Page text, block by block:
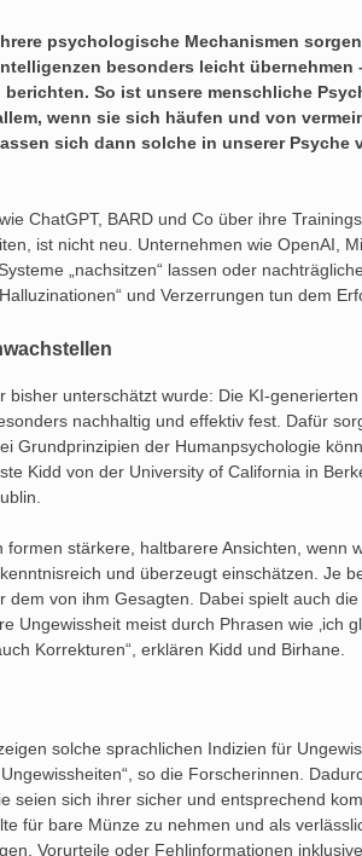
psychologische Mechanismen
besonders leicht
berichten. So ist unsere menschliche
wenn sie sich häufen und von
sich dann solche in unserer Psyche
wie ChatGPT, BARD und Co über ihre
ist nicht neu. Unternehmen wie OpenAI,
„nachsitzen“ lassen oder
und Verzerrungen tun dem
bisher unterschätzt wurde: Die KI-
nachhaltig und effektiv fest. Dafür
Grundprinzipien der Humanpsychologie
Kidd von der University of California in
formen stärkere, haltbarere Ansichten, wenn
und überzeugt einschätzen. Je
dem von ihm Gesagten. Dabei spielt auch
Ungewissheit meist durch Phrasen wie ‚ich
Korrekturen“, erklären Kidd und Birhane.
solche sprachlichen Indizien für
so die Forscherinnen.
seien sich ihrer sicher und entsprechend
für bare Münze zu nehmen und als
Vorurteile oder Fehlinformationen inklusive.